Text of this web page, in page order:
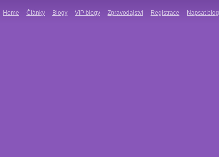
Home Články Blogy VIP blogy Zpravodajství Registrace Napsat blog